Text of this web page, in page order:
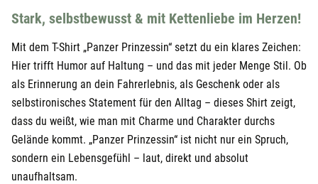
Weiß S 24,95 € 29,90 €
Weiß M 24,95 € 29,90 €
Weiß L 24,95 € 29,90 €
Weiß XL 24,95 € 29,90 €
Weiß 24,95 € 29,90 €
Stark, selbstbewusst & mit Kettenliebe im Herzen!
Mit dem T-Shirt „Panzer Prinzessin“ setzt du ein klares Zeichen:
Hier trifft Humor auf Haltung – und das mit jeder Menge Stil. Ob
als Erinnerung an dein Fahrerlebnis, als Geschenk oder als
selbstironisches Statement für den Alltag – dieses Shirt zeigt,
dass du weißt, wie man mit Charme und Charakter durchs
Gelände kommt. „Panzer Prinzessin“ ist nicht nur ein Spruch,
sondern ein Lebensgefühl – laut, direkt und absolut
unaufhaltsam.